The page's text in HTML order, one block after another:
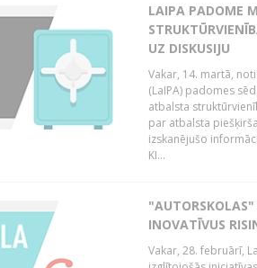
LAIPA PADOME
UZ DISKUSIJU
Vakar, 14. martā,
(LaIPA) padomes
atbalsta
par atbalsta
izskanējušo
KI...
INOVATĪVUS
Vakar, 28. februārī,